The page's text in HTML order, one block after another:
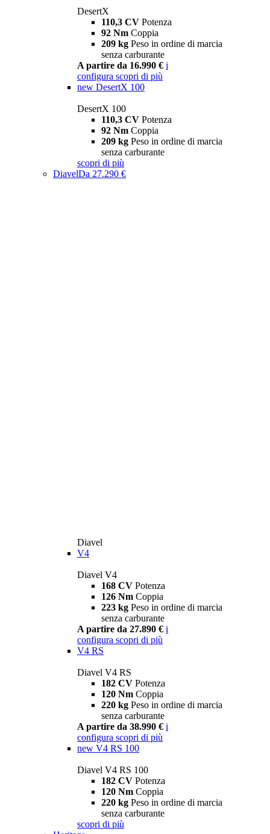
DesertX
110,3 CV Potenza
92 Nm Coppia
209 kg Peso in ordine di marcia
senza carburante
A partire da 16.990 € i
configura scopri di più
new DesertX 100
DesertX 100
110,3 CV Potenza
92 Nm Coppia
209 kg Peso in ordine di marcia
senza carburante
scopri di più
DiavelDa 27.290 €
Diavel
V4
Diavel V4
168 CV Potenza
126 Nm Coppia
223 kg Peso in ordine di marcia
senza carburante
A partire da 27.890 € i
configura scopri di più
V4 RS
Diavel V4 RS
182 CV Potenza
120 Nm Coppia
220 kg Peso in ordine di marcia
senza carburante
A partire da 38.990 € i
configura scopri di più
new V4 RS 100
Diavel V4 RS 100
182 CV Potenza
120 Nm Coppia
220 kg Peso in ordine di marcia
senza carburante
scopri di più